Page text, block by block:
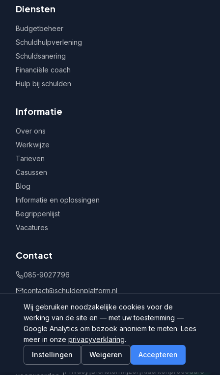
Diensten
Budgetbeheer
Schuldhulpverlening
Schuldsanering
Financiële coach
Hulp bij schulden
Informatie
Over ons
Werkwijze
Tarieven
Casussen
Blog
Informatie en oplossingen
Begrippenlijst
Vacatures
Contact
085-9027796
contact@schuldenplatform.nl
Postbus 802, 7400 AV Deventer
©
Schuldenplatform.nl
Algemene
|Privacy |Dienstenwijzer |Klachtenprocedure
Wij gebruiken noodzakelijke cookies voor de
werking van de site en — met uw toestemming —
Google Analytics om bezoek anoniem te meten. Lees
meer in onze privacyverklaring.
Instellingen
Weigeren Accepteren